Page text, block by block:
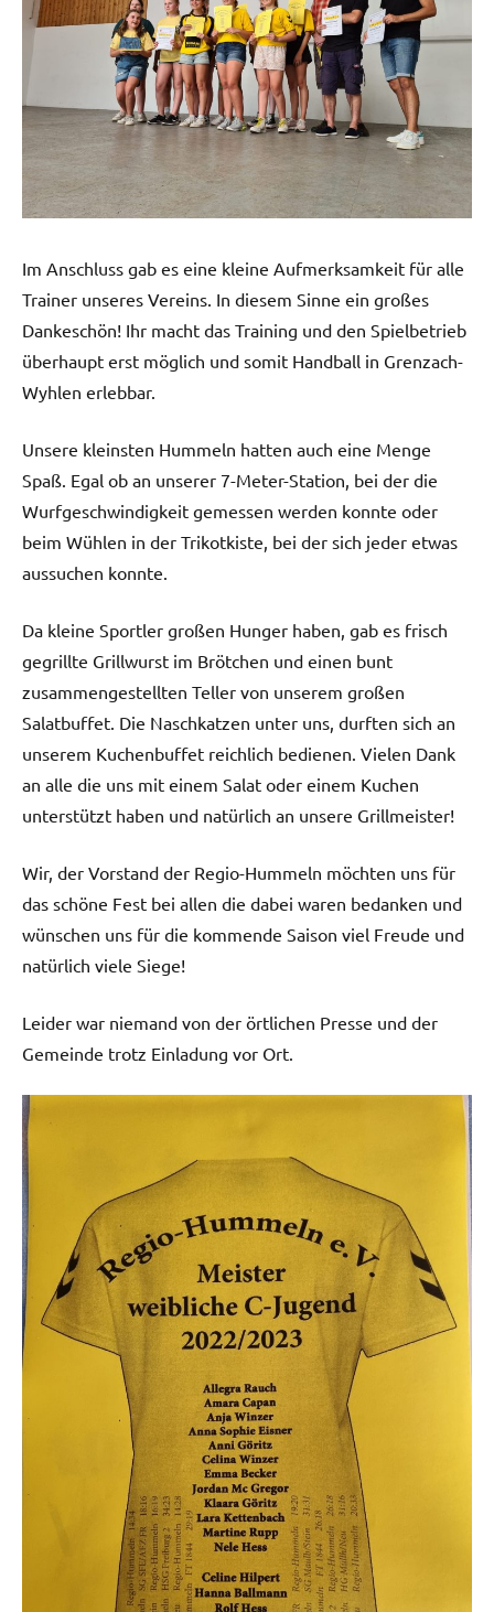
Im Anschluss gab es eine kleine Aufmerksamkeit für alle
Trainer unseres Vereins. In diesem Sinne ein großes
Dankeschön! Ihr macht das Training und den Spielbetrieb
überhaupt erst möglich und somit Handball in Grenzach-
Wyhlen erlebbar.
Unsere kleinsten Hummeln hatten auch eine Menge
Spaß. Egal ob an unserer 7-Meter-Station, bei der die
Wurfgeschwindigkeit gemessen werden konnte oder
beim Wühlen in der Trikotkiste, bei der sich jeder etwas
aussuchen konnte.
Da kleine Sportler großen Hunger haben, gab es frisch
gegrillte Grillwurst im Brötchen und einen bunt
zusammengestellten Teller von unserem großen
Salatbuffet. Die Naschkatzen unter uns, durften sich an
unserem Kuchenbuffet reichlich bedienen. Vielen Dank
an alle die uns mit einem Salat oder einem Kuchen
unterstützt haben und natürlich an unsere Grillmeister!
Wir, der Vorstand der Regio-Hummeln möchten uns für
das schöne Fest bei allen die dabei waren bedanken und
wünschen uns für die kommende Saison viel Freude und
natürlich viele Siege!
Leider war niemand von der örtlichen Presse und der
Gemeinde trotz Einladung vor Ort.